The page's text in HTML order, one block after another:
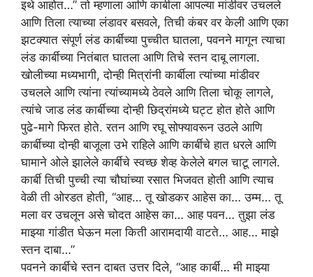
इथे आहोत…” तो म्हणाला आणि कार्बीला आपल्या मांडीवर उचलले
आणि तिला त्याच्या लंडावर बसवले, तिची कंबर वर केली आणि एका
झटक्यात संपूर्ण लंड कार्बीच्या पुच्चीत घातला, पवनने मागून त्याचा
लंड कार्बीच्या नितंबात घातला आणि तिचे स्तन दाबू लागला.
खोलीच्या मध्यभागी, दोन्ही मित्रांनी कार्बीला त्यांच्या मांडीवर
उचलले आणि त्यांना त्यांच्यामध्ये ठेवले आणि तिला चोकू लागले,
त्यांचे जाड लंड कार्बीच्या दोन्ही छिद्रांमध्ये घट्ट होत होते आणि
पुढे-मागे फिरत होते. रतन आणि रघू सोफ्यावरून उठले आणि
कार्बीच्या दोन्ही बाजूला उभे राहिले आणि कार्बीचे हात धरले आणि
घामाने ओले झालेले कार्बीचे स्वच्छ शेव्ह केलेले बगल चाटू लागले.
कार्बी तिची पुच्ची त्या चौघांच्या रसात भिजवत होती आणि त्याच
वेळी ती ओरडत होती, “आह… तू खोडकर आहेस का… उम्म… तू
मला वर उचलून असे चोदत आहेस का… आह पवन… तुझा लंड
माझ्या गांडीत घेऊन मला किती आरामदायी वाटते… आह… माझे
स्तन दाबा…”
पवनने कार्बीचे स्तन दाबत उत्तर दिले, “आह कार्बी… मी माझ्या